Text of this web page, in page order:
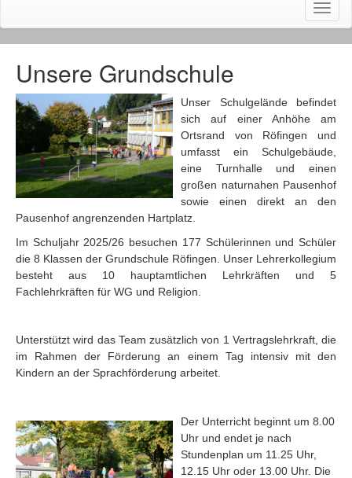
Unsere Grundschule
Unser Schulgelände befindet
sich auf einer Anhöhe am
Ortsrand von Röfingen und
umfasst ein Schulgebäude,
eine Turnhalle und einen
großen naturnahen Pausenhof
sowie einen direkt an den
Pausenhof angrenzenden Hartplatz.
Im Schuljahr 2025/26 besuchen 177 Schülerinnen und Schüler
die 8 Klassen der Grundschule Röfingen. Unser Lehrerkollegium
besteht aus 10 hauptamtlichen Lehrkräften und 5
Fachlehrkräften für WG und Religion.
Unterstützt wird das Team zusätzlich von 1 Vertragslehrkraft, die
im Rahmen der Förderung an einem Tag intensiv mit den
Kindern an der Sprachförderung arbeitet.
Der Unterricht beginnt um 8.00
Uhr und endet je nach
Stundenplan um 11.25 Uhr,
12.15 Uhr oder 13.00 Uhr. Die